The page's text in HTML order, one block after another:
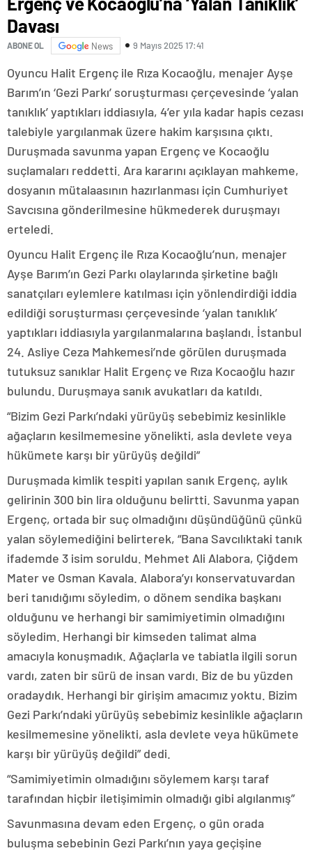
Davası
ABONE OL News 9 Mayıs 2025 17:41
Oyuncu Halit Ergenç ile Rıza Kocaoğlu, menajer Ayşe
Barım’ın ‘Gezi Parkı’ soruşturması çerçevesinde ‘yalan
tanıklık’ yaptıkları iddiasıyla, 4’er yıla kadar hapis cezası
talebiyle yargılanmak üzere hakim karşısına çıktı.
Duruşmada savunma yapan Ergenç ve Kocaoğlu
suçlamaları reddetti. Ara kararını açıklayan mahkeme,
dosyanın mütalaasının hazırlanması için Cumhuriyet
Savcısına gönderilmesine hükmederek duruşmayı
erteledi.
Oyuncu Halit Ergenç ile Rıza Kocaoğlu’nun, menajer
Ayşe Barım’ın Gezi Parkı olaylarında şirketine bağlı
sanatçıları eylemlere katılması için yönlendirdiği iddia
edildiği soruşturması çerçevesinde ‘yalan tanıklık’
yaptıkları iddiasıyla yargılanmalarına başlandı. İstanbul
24. Asliye Ceza Mahkemesi’nde görülen duruşmada
tutuksuz sanıklar Halit Ergenç ve Rıza Kocaoğlu hazır
bulundu. Duruşmaya sanık avukatları da katıldı.
“Bizim Gezi Parkı’ndaki yürüyüş sebebimiz kesinlikle
ağaçların kesilmemesine yönelikti, asla devlete veya
hükümete karşı bir yürüyüş değildi”
Duruşmada kimlik tespiti yapılan sanık Ergenç, aylık
gelirinin 300 bin lira olduğunu belirtti. Savunma yapan
Ergenç, ortada bir suç olmadığını düşündüğünü çünkü
yalan söylemediğini belirterek, “Bana Savcılıktaki tanık
ifademde 3 isim soruldu. Mehmet Ali Alabora, Çiğdem
Mater ve Osman Kavala. Alabora’yı konservatuvardan
beri tanıdığımı söyledim, o dönem sendika başkanı
olduğunu ve herhangi bir samimiyetimin olmadığını
söyledim. Herhangi bir kimseden talimat alma
amacıyla konuşmadık. Ağaçlarla ve tabiatla ilgili sorun
vardı, zaten bir sürü de insan vardı. Biz de bu yüzden
oradaydık. Herhangi bir girişim amacımız yoktu. Bizim
Gezi Parkı’ndaki yürüyüş sebebimiz kesinlikle ağaçların
kesilmemesine yönelikti, asla devlete veya hükümete
karşı bir yürüyüş değildi” dedi.
“Samimiyetimin olmadığını söylemem karşı taraf
tarafından hiçbir iletişimimin olmadığı gibi algılanmış”
Savunmasına devam eden Ergenç, o gün orada
buluşma sebebinin Gezi Parkı’nın yaya geçişine